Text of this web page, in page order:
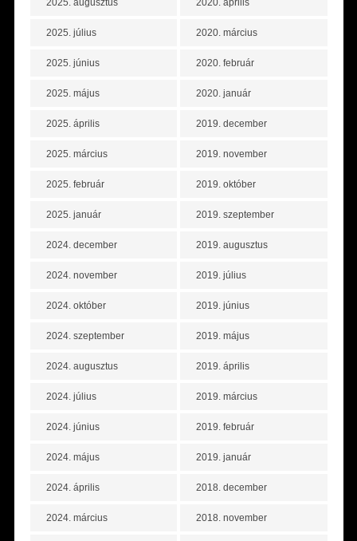
2025. augusztus
2025. július
2025. június
2025. május
2025. április
2025. március
2025. február
2025. január
2024. december
2024. november
2024. október
2024. szeptember
2024. augusztus
2024. július
2024. június
2024. május
2024. április
2024. március
2020. április
2020. március
2020. február
2020. január
2019. december
2019. november
2019. október
2019. szeptember
2019. augusztus
2019. július
2019. június
2019. május
2019. április
2019. március
2019. február
2019. január
2018. december
2018. november